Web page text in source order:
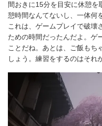
間おきに15分を目安に休憩
憩時間なんてないし、一体何
これは、ゲームプレイで破壊
ための時間だったんだよ。ゲ
ことだね。あとは、ご飯もち
しょう。練習をするのはそれ